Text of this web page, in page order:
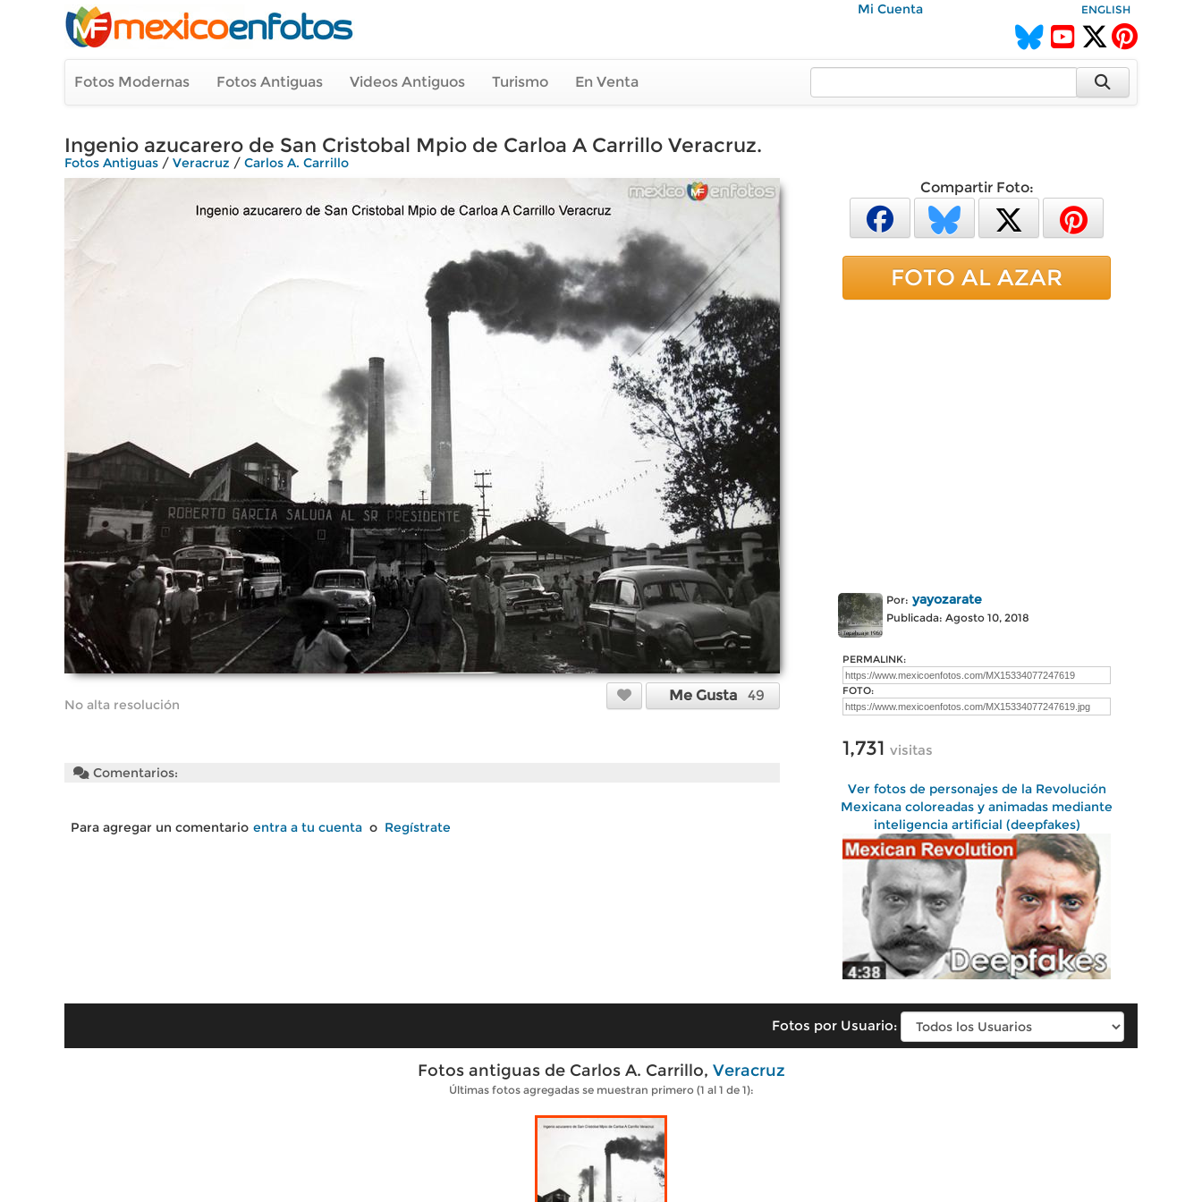
Mi Cuenta ENGLISH
Fotos Modernas Fotos Antiguas Videos Antiguos Turismo En Venta
Ingenio azucarero de San Cristobal Mpio de Carloa A Carrillo Veracruz.
Fotos Antiguas / Veracruz / Carlos A. Carrillo
No alta resolución
Me Gusta 49
Comentarios:
Para agregar un comentario entra a tu cuenta o Regístrate
Compartir Foto:
FOTO AL AZAR
Por: yayozarate
Publicada: Agosto 10, 2018
PERMALINK:
FOTO:
1,731 visitas
Ver fotos de personajes de la Revolución
Mexicana coloreadas y animadas mediante
inteligencia artificial (deepfakes)
Fotos por Usuario:
Fotos antiguas de Carlos A. Carrillo, Veracruz
Últimas fotos agregadas se muestran primero (1 al 1 de 1):